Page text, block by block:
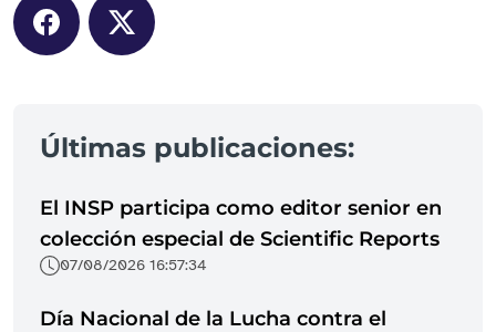
Últimas publicaciones:
El INSP participa como editor senior en
colección especial de Scientific Reports
07/08/2026 16:57:34
Día Nacional de la Lucha contra el